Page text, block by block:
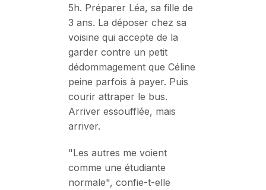
5h. Préparer Léa, sa fille de
3 ans. La déposer chez sa
voisine qui accepte de la
garder contre un petit
dédommagement que Céline
peine parfois à payer. Puis
courir attraper le bus.
Arriver essoufflée, mais
arriver.
"Les autres me voient
comme une étudiante
normale", confie-t-elle